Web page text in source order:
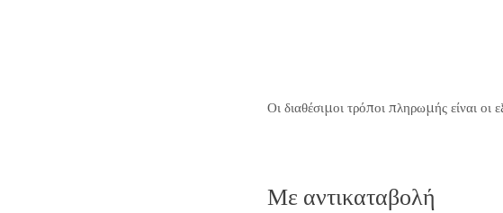
Οι διαθέσιμοι τρόποι πληρωμής είναι οι
Με αντικαταβολή